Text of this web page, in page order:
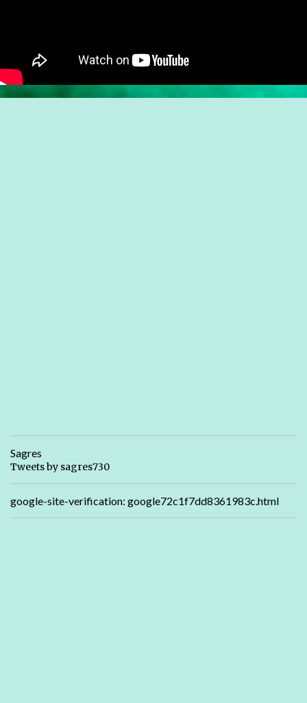
Sagres
Tweets by sagres730
google-site-verification: google72c1f7dd8361983c.html